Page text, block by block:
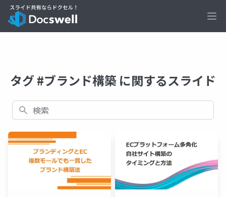
タグ #ブランド構築 に関するスライド
検索